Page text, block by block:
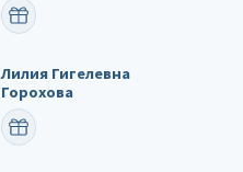
ПОЗДРАВИТЬ
Лилия Гигелевна
Горохова
ПОЗДРАВИТЬ